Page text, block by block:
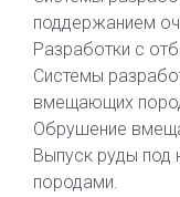
поддержанием
Разработки с
Системы
вмещающих
Обрушение
Выпуск руды
породами.